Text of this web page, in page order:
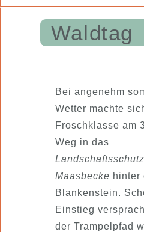
Bei angenehm
Wetter machte
Froschklasse am
Weg in das
Maasbecke hinter
Blankenstein.
Einstieg
der Trampelpfad